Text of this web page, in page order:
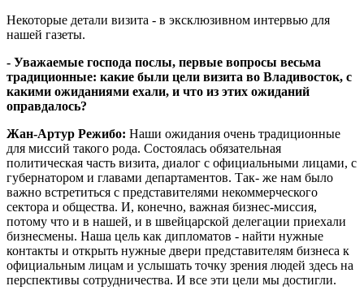
Некоторые детали визита - в эксклюзивном интервью для
нашей газеты.
- Уважаемые господа послы, первые вопросы весьма
традиционные: какие были цели визита во Владивосток, с
какими ожиданиями ехали, и что из этих ожиданий
оправдалось?
Жан-Артур Режибо: Наши ожидания очень традиционные
для миссий такого рода. Состоялась обязательная
политическая часть визита, диалог с официальными лицами, с
губернатором и главами департаментов. Так- же нам было
важно встретиться с представителями некоммерческого
сектора и общества. И, конечно, важная бизнес-миссия,
потому что и в нашей, и в швейцарской делегации приехали
бизнесмены. Наша цель как дипломатов - найти нужные
контакты и открыть нужные двери представителям бизнеса к
официальным лицам и услышать точку зрения людей здесь на
перспективы сотрудничества. И все эти цели мы достигли.